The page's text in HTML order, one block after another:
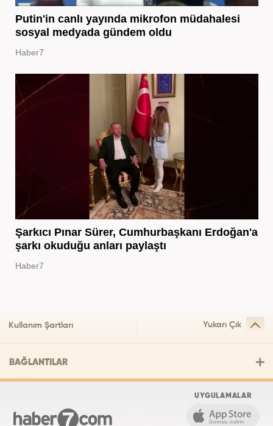
Putin'in canlı yayında mikrofon müdahalesi
sosyal medyada gündem oldu
Haber7
Şarkıcı Pınar Sürer, Cumhurbaşkanı Erdoğan'a
şarkı okuduğu anları paylaştı
Haber7
Kullanım Şartları Yukarı Çık
BAĞLANTILAR
UYGULAMALAR